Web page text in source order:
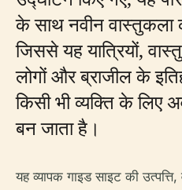
के साथ नवीन वास्तुकला
जिससे यह यात्रियों,
लोगों और ब्राजील के
किसी भी व्यक्ति के लिए
बन जाता है।
यह व्यापक गाइड साइट की